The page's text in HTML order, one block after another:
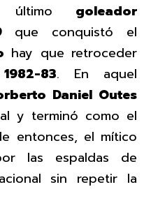
último goleador
que conquistó el
hay que retroceder
1982-83. En aquel
Daniel Outes
y terminó como el
entonces, el mítico
las espaldas de
sin repetir la